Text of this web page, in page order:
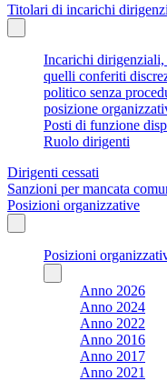
Titolari di incarichi
Incarichi
quelli conferiti
politico senza
posizione
Posti di funzione
Ruolo dirigenti
Dirigenti cessati
Sanzioni per mancata
Posizioni organizzative
Posizioni
Anno 2026
Anno 2024
Anno 2022
Anno 2016
Anno 2017
Anno 2021